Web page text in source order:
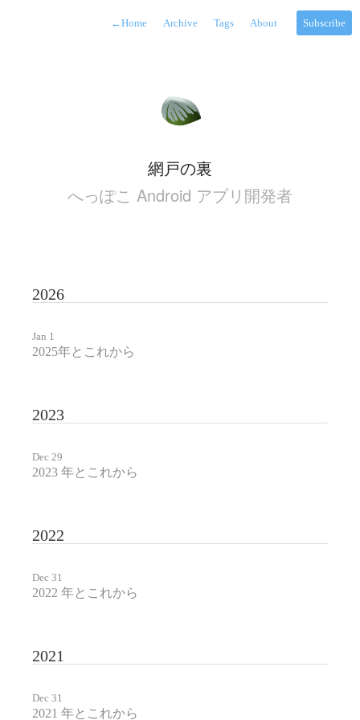
←Home Archive Tags About Subscribe
網戸の裏
へっぽこ Android アプリ開発者
2026
Jan 1
2025年とこれから
2023
Dec 29
2023 年とこれから
2022
Dec 31
2022 年とこれから
2021
Dec 31
2021 年とこれから